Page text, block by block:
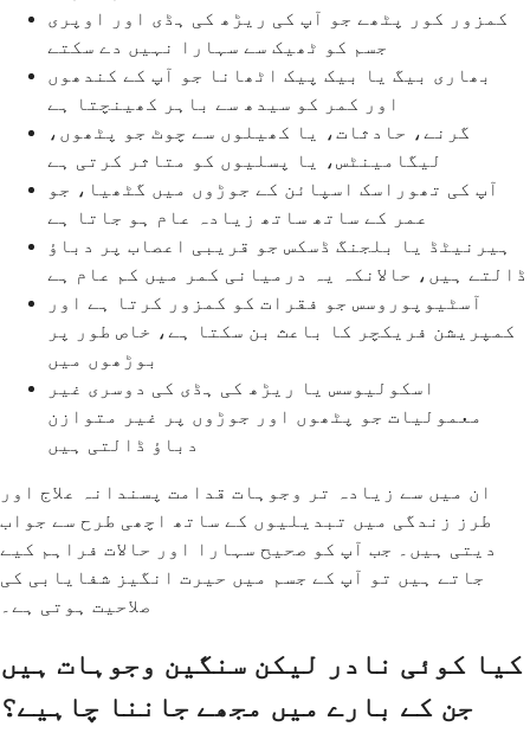
کمزور کور پٹھے جو آپ کی ریڑھ کی ہڈی اور اوپری
جسم کو ٹھیک سے سہارا نہیں دے سکتے
بھاری بیگ یا بیک پیک اٹھانا جو آپ کے کندھوں
اور کمر کو سیدھ سے باہر کھینچتا ہے
گرنے، حادثات، یا کھیلوں سے چوٹ جو پٹھوں،
لیگامینٹس، یا پسلیوں کو متاثر کرتی ہے
آپ کی تھوراسک اسپائن کے جوڑوں میں گٹھیا، جو
عمر کے ساتھ ساتھ زیادہ عام ہو جاتا ہے
ہیرنیٹڈ یا بلجنگ ڈسکس جو قریبی اعصاب پر دباؤ
ڈالتے ہیں، حالانکہ یہ درمیانی کمر میں کم عام ہے
آسٹیوپوروسس جو فقرات کو کمزور کرتا ہے اور
کمپریشن فریکچر کا باعث بن سکتا ہے، خاص طور پر
بوڑھوں میں
اسکولیوسس یا ریڑھ کی ہڈی کی دوسری غیر
معمولیات جو پٹھوں اور جوڑوں پر غیر متوازن
دباؤ ڈالتی ہیں
ان میں سے زیادہ تر وجوہات قدامت پسندانہ علاج اور
طرز زندگی میں تبدیلیوں کے ساتھ اچھی طرح سے جواب
دیتی ہیں۔ جب آپ کو صحیح سہارا اور حالات فراہم کیے
جاتے ہیں تو آپ کے جسم میں حیرت انگیز شفایابی کی
صلاحیت ہوتی ہے۔
کیا کوئی نادر لیکن سنگین وجوہات ہیں
جن کے بارے میں مجھے جاننا چاہیے؟